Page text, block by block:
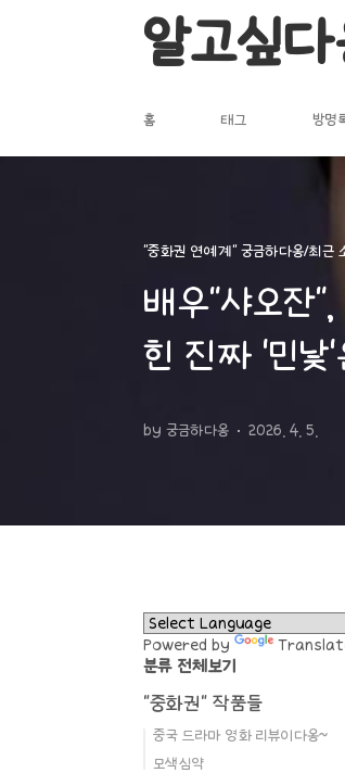
알고싶
홈 태그 방명
"중화권 연예계" 궁금하다옹/최근
배우"샤오잔
힌 진짜 '민낯'
by 궁금하다옹 2026. 4. 5.
Powered by
분류 전체보기
"중화권" 작품들
중국 드라마 영화 리뷰이다옹~
모색심약